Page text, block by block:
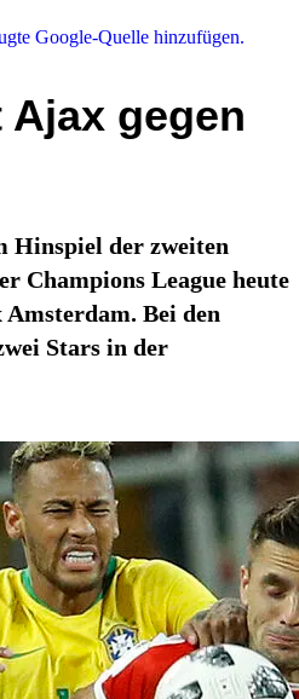
Google-Quelle hinzufügen.
gegen
der zweiten
Champions League heute
Bei den
Stars in der